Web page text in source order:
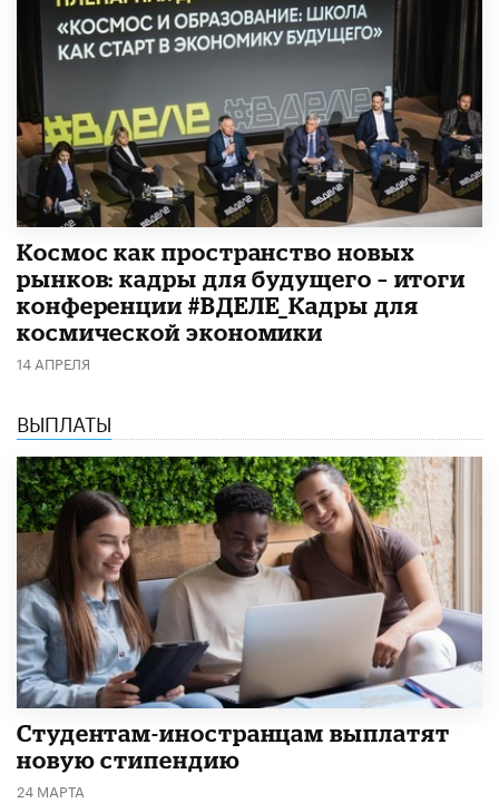
Космос как пространство новых
рынков: кадры для будущего – итоги
конференции #ВДЕЛЕ_Кадры для
космической экономики
14 АПРЕЛЯ
ВЫПЛАТЫ
Студентам-иностранцам выплатят
новую стипендию
24 МАРТА